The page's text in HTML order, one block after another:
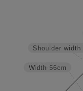
Width 56cm
Shoulder width